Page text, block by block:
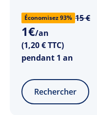
Économisez 93% 15 €
1€/an
(1,20 € TTC)
pendant 1 an
Rechercher